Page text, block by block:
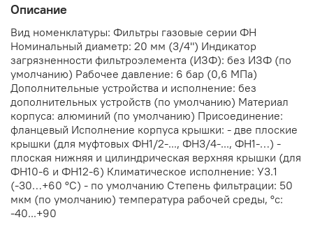
Описание
Вид номенклатуры: Фильтры газовые серии ФН
Номинальный диаметр: 20 мм (3/4") Индикатор
загрязненности фильтроэлемента (ИЗФ): без ИЗФ (по
умолчанию) Рабочее давление: 6 бар (0,6 МПа)
Дополнительные устройства и исполнение: без
дополнительных устройств (по умолчанию) Материал
корпуса: алюминий (по умолчанию) Присоединение:
фланцевый Исполнение корпуса крышки: - две плоские
крышки (для муфтовых ФН1/2-..., ФН3/4-..., ФН1-…) -
плоская нижняя и цилиндрическая верхняя крышки (для
ФН10-6 и ФН12-6) Климатическое исполнение: У3.1
(-30…+60 °С) - по умолчанию Степень фильтрации: 50
мкм (по умолчанию) температура рабочей среды, °с:
-40...+90